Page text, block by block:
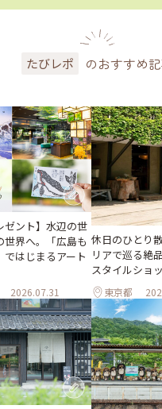
たびレポ のおすすめ
ゼント】水辺の世
世界へ。「広島も
ではじまるアート
2026.07.31
休日のひとり
リアで巡る絶
スタイルショ
東京都